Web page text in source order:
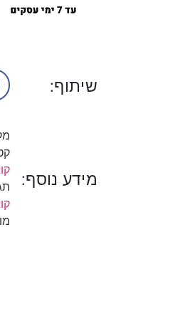
שיתוף:
מידע נוסף: